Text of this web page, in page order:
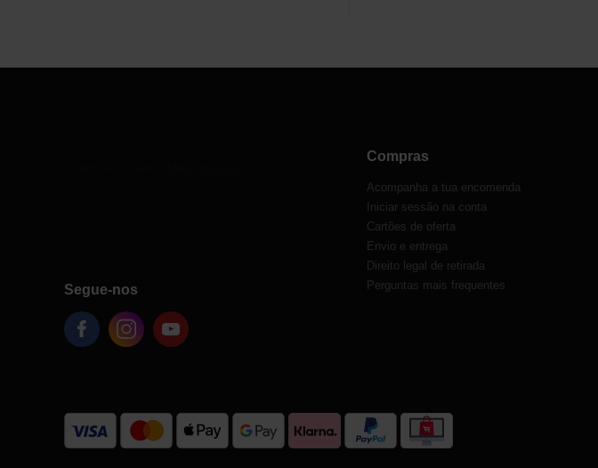
Segue-nos
Compras
Acompanha a tua encomenda
Iniciar sessão na conta
Cartões de oferta
Envio e entrega
Direito legal de retirada
Perguntas mais frequentes